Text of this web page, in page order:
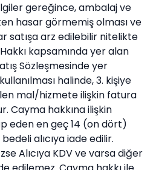
gereğince, ambalaj ve
hasar görmemiş olması ve
satışa arz edilebilir nitelikte
kapsamında yer alan
Sözleşmesinde yer
halinde, 3. kişiye
mal/hizmete ilişkin fatura
Cayma hakkına ilişkin
eden en geç 14 (on dört)
alıcıya iade edilir.
Alıcıya KDV ve varsa diğer